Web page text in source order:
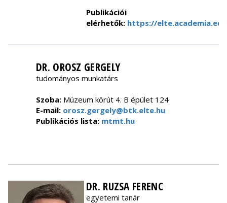
Publikációi
elérhetők: https://
DR. OROSZ GERGELY
tudományos munkatárs
Szoba: Múzeum körút 4. B épület 124
E-mail: orosz.gergely@btk.elte.hu
Publikációs lista: mtmt.hu
DR. RUZSA FERENC
egyetemi tanár